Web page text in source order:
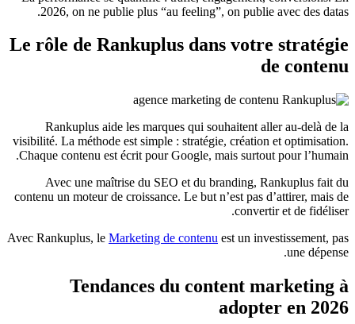
2026, on ne publie plus “au feeling”, on publie avec des datas.
Le rôle de Rankuplus dans votre stratégie
de contenu
Rankuplus aide les marques qui souhaitent aller au-delà de la
visibilité. La méthode est simple : stratégie, création et optimisation.
Chaque contenu est écrit pour Google, mais surtout pour l’humain.
Avec une maîtrise du SEO et du branding, Rankuplus fait du
contenu un moteur de croissance. Le but n’est pas d’attirer, mais de
convertir et de fidéliser.
Avec Rankuplus, le Marketing de contenu est un investissement, pas
une dépense.
Tendances du content marketing à
adopter en 2026